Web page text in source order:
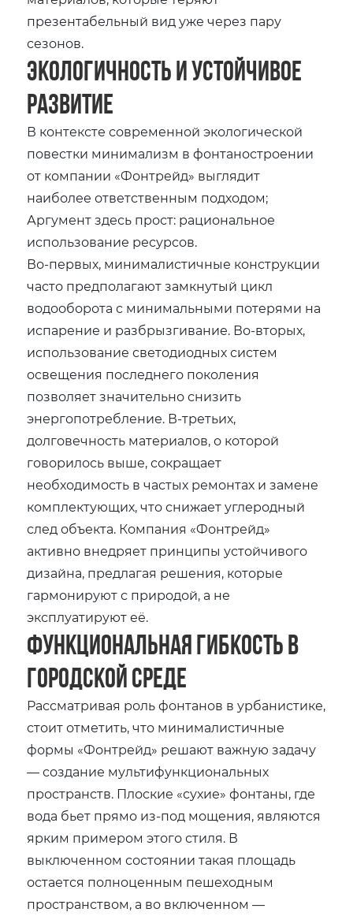
презентабельный вид уже через пару
сезонов.
Экологичность и устойчивое
развитие
В контексте современной экологической
повестки минимализм в фонтаностроении
от компании «Фонтрейд» выглядит
наиболее ответственным подходом;
Аргумент здесь прост: рациональное
использование ресурсов.
Во-первых, минималистичные конструкции
часто предполагают замкнутый цикл
водооборота с минимальными потерями на
испарение и разбрызгивание. Во-вторых,
использование светодиодных систем
освещения последнего поколения
позволяет значительно снизить
энергопотребление. В-третьих,
долговечность материалов, о которой
говорилось выше, сокращает
необходимость в частых ремонтах и замене
комплектующих, что снижает углеродный
след объекта. Компания «Фонтрейд»
активно внедряет принципы устойчивого
дизайна, предлагая решения, которые
гармонируют с природой, а не
эксплуатируют её.
Функциональная гибкость в
городской среде
Рассматривая роль фонтанов в урбанистике,
стоит отметить, что минималистичные
формы «Фонтрейд» решают важную задачу
— создание мультифункциональных
пространств. Плоские «сухие» фонтаны, где
вода бьет прямо из-под мощения, являются
ярким примером этого стиля. В
выключенном состоянии такая площадь
остается полноценным пешеходным
пространством, а во включенном —